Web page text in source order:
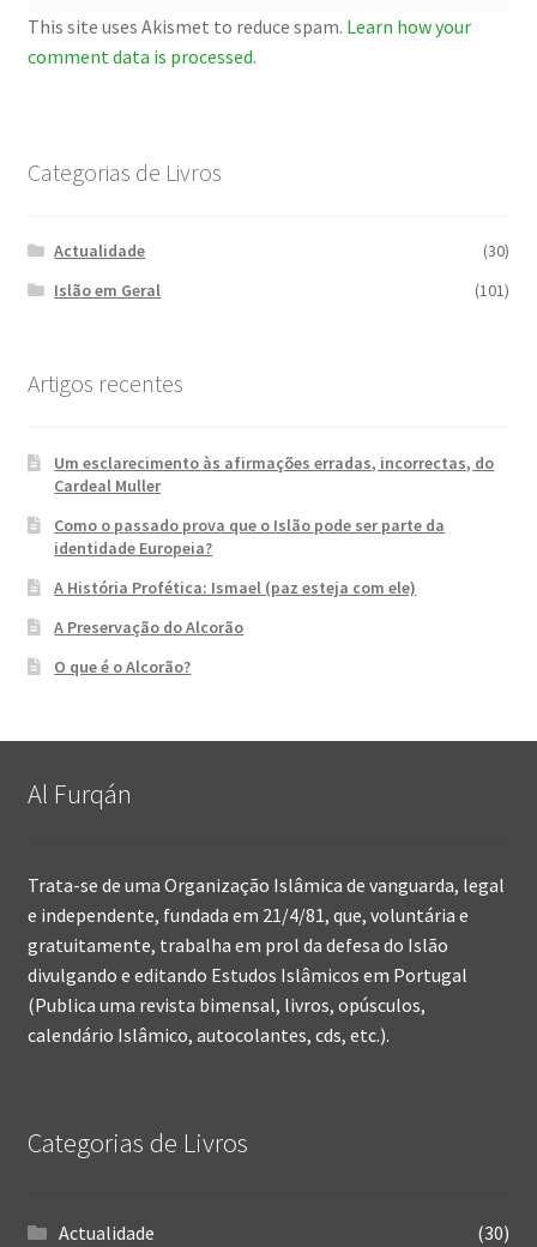
This site uses Akismet to reduce spam. Learn how your
comment data is processed.
Categorias de Livros
Actualidade
(30)
Islão em Geral
(101)
Artigos recentes
Um esclarecimento às afirmações erradas, incorrectas, do
Cardeal Muller
Como o passado prova que o Islão pode ser parte da
identidade Europeia?
A História Profética: Ismael (paz esteja com ele)
A Preservação do Alcorão
O que é o Alcorão?
Al Furqán
Trata-se de uma Organização Islâmica de vanguarda, legal
e independente, fundada em 21/4/81, que, voluntária e
gratuitamente, trabalha em prol da defesa do Islão
divulgando e editando Estudos Islâmicos em Portugal
(Publica uma revista bimensal, livros, opúsculos,
calendário Islâmico, autocolantes, cds, etc.).
Categorias de Livros
Actualidade
(30)